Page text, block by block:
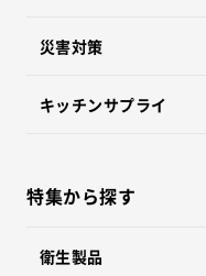
災害対策
キッチンサプライ
特集から探す
衛生製品